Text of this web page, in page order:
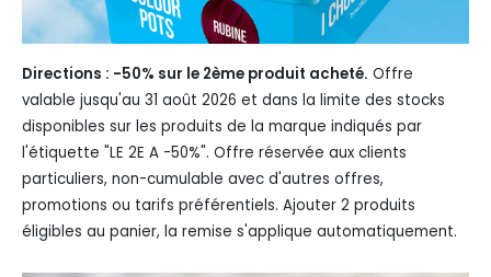
Directions : -50% sur le 2ème produit acheté. Offre
valable jusqu'au 31 août 2026 et dans la limite des stocks
disponibles sur les produits de la marque indiqués par
l'étiquette "LE 2E A -50%". Offre réservée aux clients
particuliers, non-cumulable avec d'autres offres,
promotions ou tarifs préférentiels. Ajouter 2 produits
éligibles au panier, la remise s'applique automatiquement.